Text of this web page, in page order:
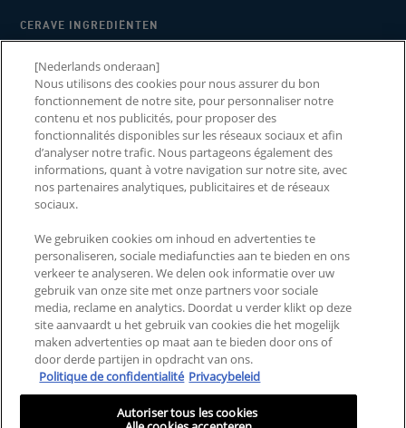
CERAVE INGREDIËNTEN
WAAROM CERAVE
2026 CERAWARDS
NEEM CONTACT MET ONS
OP
LANDEN EN REGIO'S
ALGEMENE VOORWAARDEN PRIVACYBELEID
ALGEMENE VOORWAARDEN
VOOR CONSUMENTEN
REVIEWS EN RECENSIES
MIJN COOKIE-
INSTELLINGEN
Deze site is bedoeld voor consumenten uit de Benelux. Cookies en
gerelateerde technologie worden gebruikt voor advertenties. Voor meer
informatie of om je af te melden, ga je naarAdChoices
[Nederlands onderaan]
Nous utilisons des cookies pour nous assurer du bon
fonctionnement de notre site, pour personnaliser notre
contenu et nos publicités, pour proposer des
fonctionnalités disponibles sur les réseaux sociaux et afin
d’analyser notre trafic. Nous partageons également des
informations, quant à votre navigation sur notre site, avec
nos partenaires analytiques, publicitaires et de réseaux
sociaux.
We gebruiken cookies om inhoud en advertenties te
personaliseren, sociale mediafuncties aan te bieden en ons
verkeer te analyseren. We delen ook informatie over uw
gebruik van onze site met onze partners voor sociale
media, reclame en analytics. Doordat u verder klikt op deze
site aanvaardt u het gebruik van cookies die het mogelijk
maken advertenties op maat aan te bieden door ons of
door derde partijen in opdracht van ons.
Politique de confidentialité Privacybeleid
Autoriser tous les cookies